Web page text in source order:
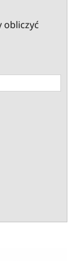
obliczyć